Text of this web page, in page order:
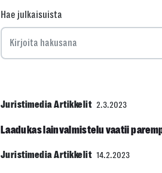
Hae julkaisuista
Juristimedia Artikkelit 2.3.2023
Laadukas lain­valmistelu vaatii
Juristimedia Artikkelit 14.2.2023